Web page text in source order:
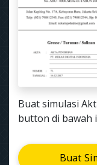
Buat simulasi
button di bawah
Buat